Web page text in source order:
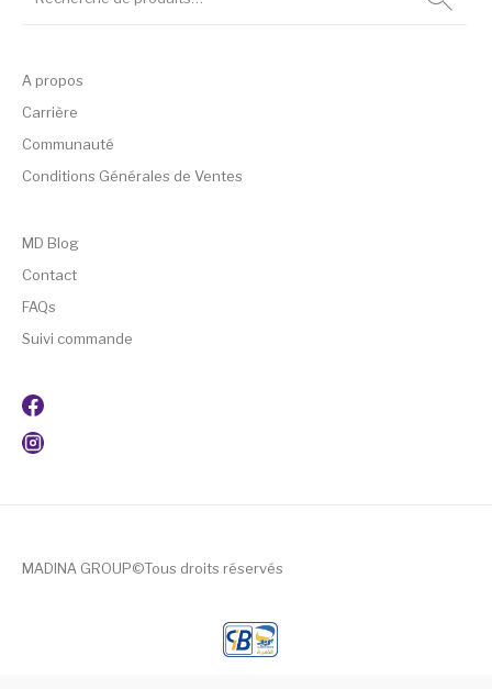
A propos
Carrière
Communauté
Conditions Générales de Ventes
MD Blog
Contact
FAQs
Suivi commande
MADINA GROUP©Tous droits réservés